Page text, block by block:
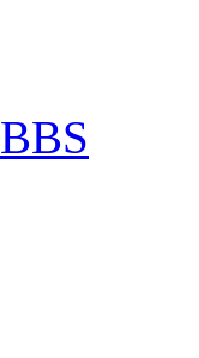
BBS